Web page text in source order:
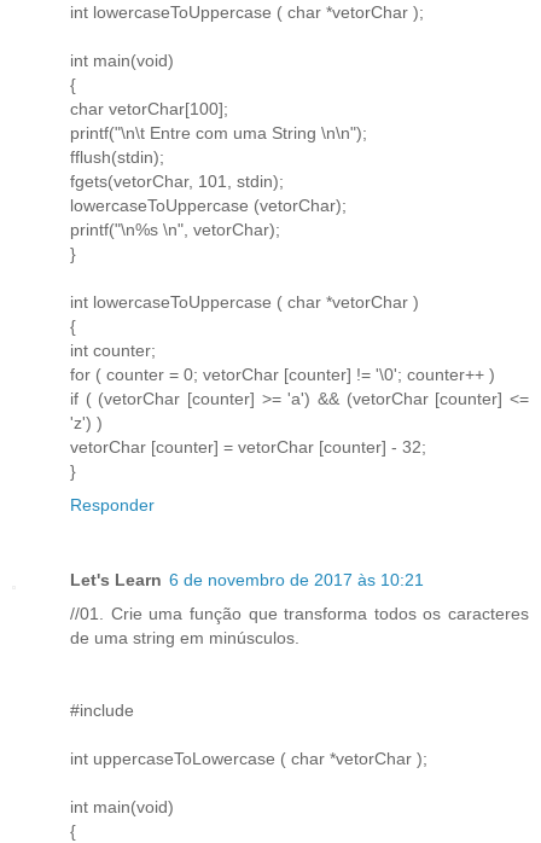
int lowercaseToUppercase ( char *vetorChar );
int main(void)
{
char vetorChar[100];
printf("\n\t Entre com uma String \n\n");
fflush(stdin);
fgets(vetorChar, 101, stdin);
lowercaseToUppercase (vetorChar);
printf("\n%s \n", vetorChar);
}
int lowercaseToUppercase ( char *vetorChar )
{
int counter;
for ( counter = 0; vetorChar [counter] != '\0'; counter++ )
if ( (vetorChar [counter] >= 'a') && (vetorChar [counter] <=
'z') )
vetorChar [counter] = vetorChar [counter] - 32;
}
Responder
Let's Learn 6 de novembro de 2017 às 10:21
//01. Crie uma função que transforma todos os caracteres
de uma string em minúsculos.
#include
int uppercaseToLowercase ( char *vetorChar );
int main(void)
{